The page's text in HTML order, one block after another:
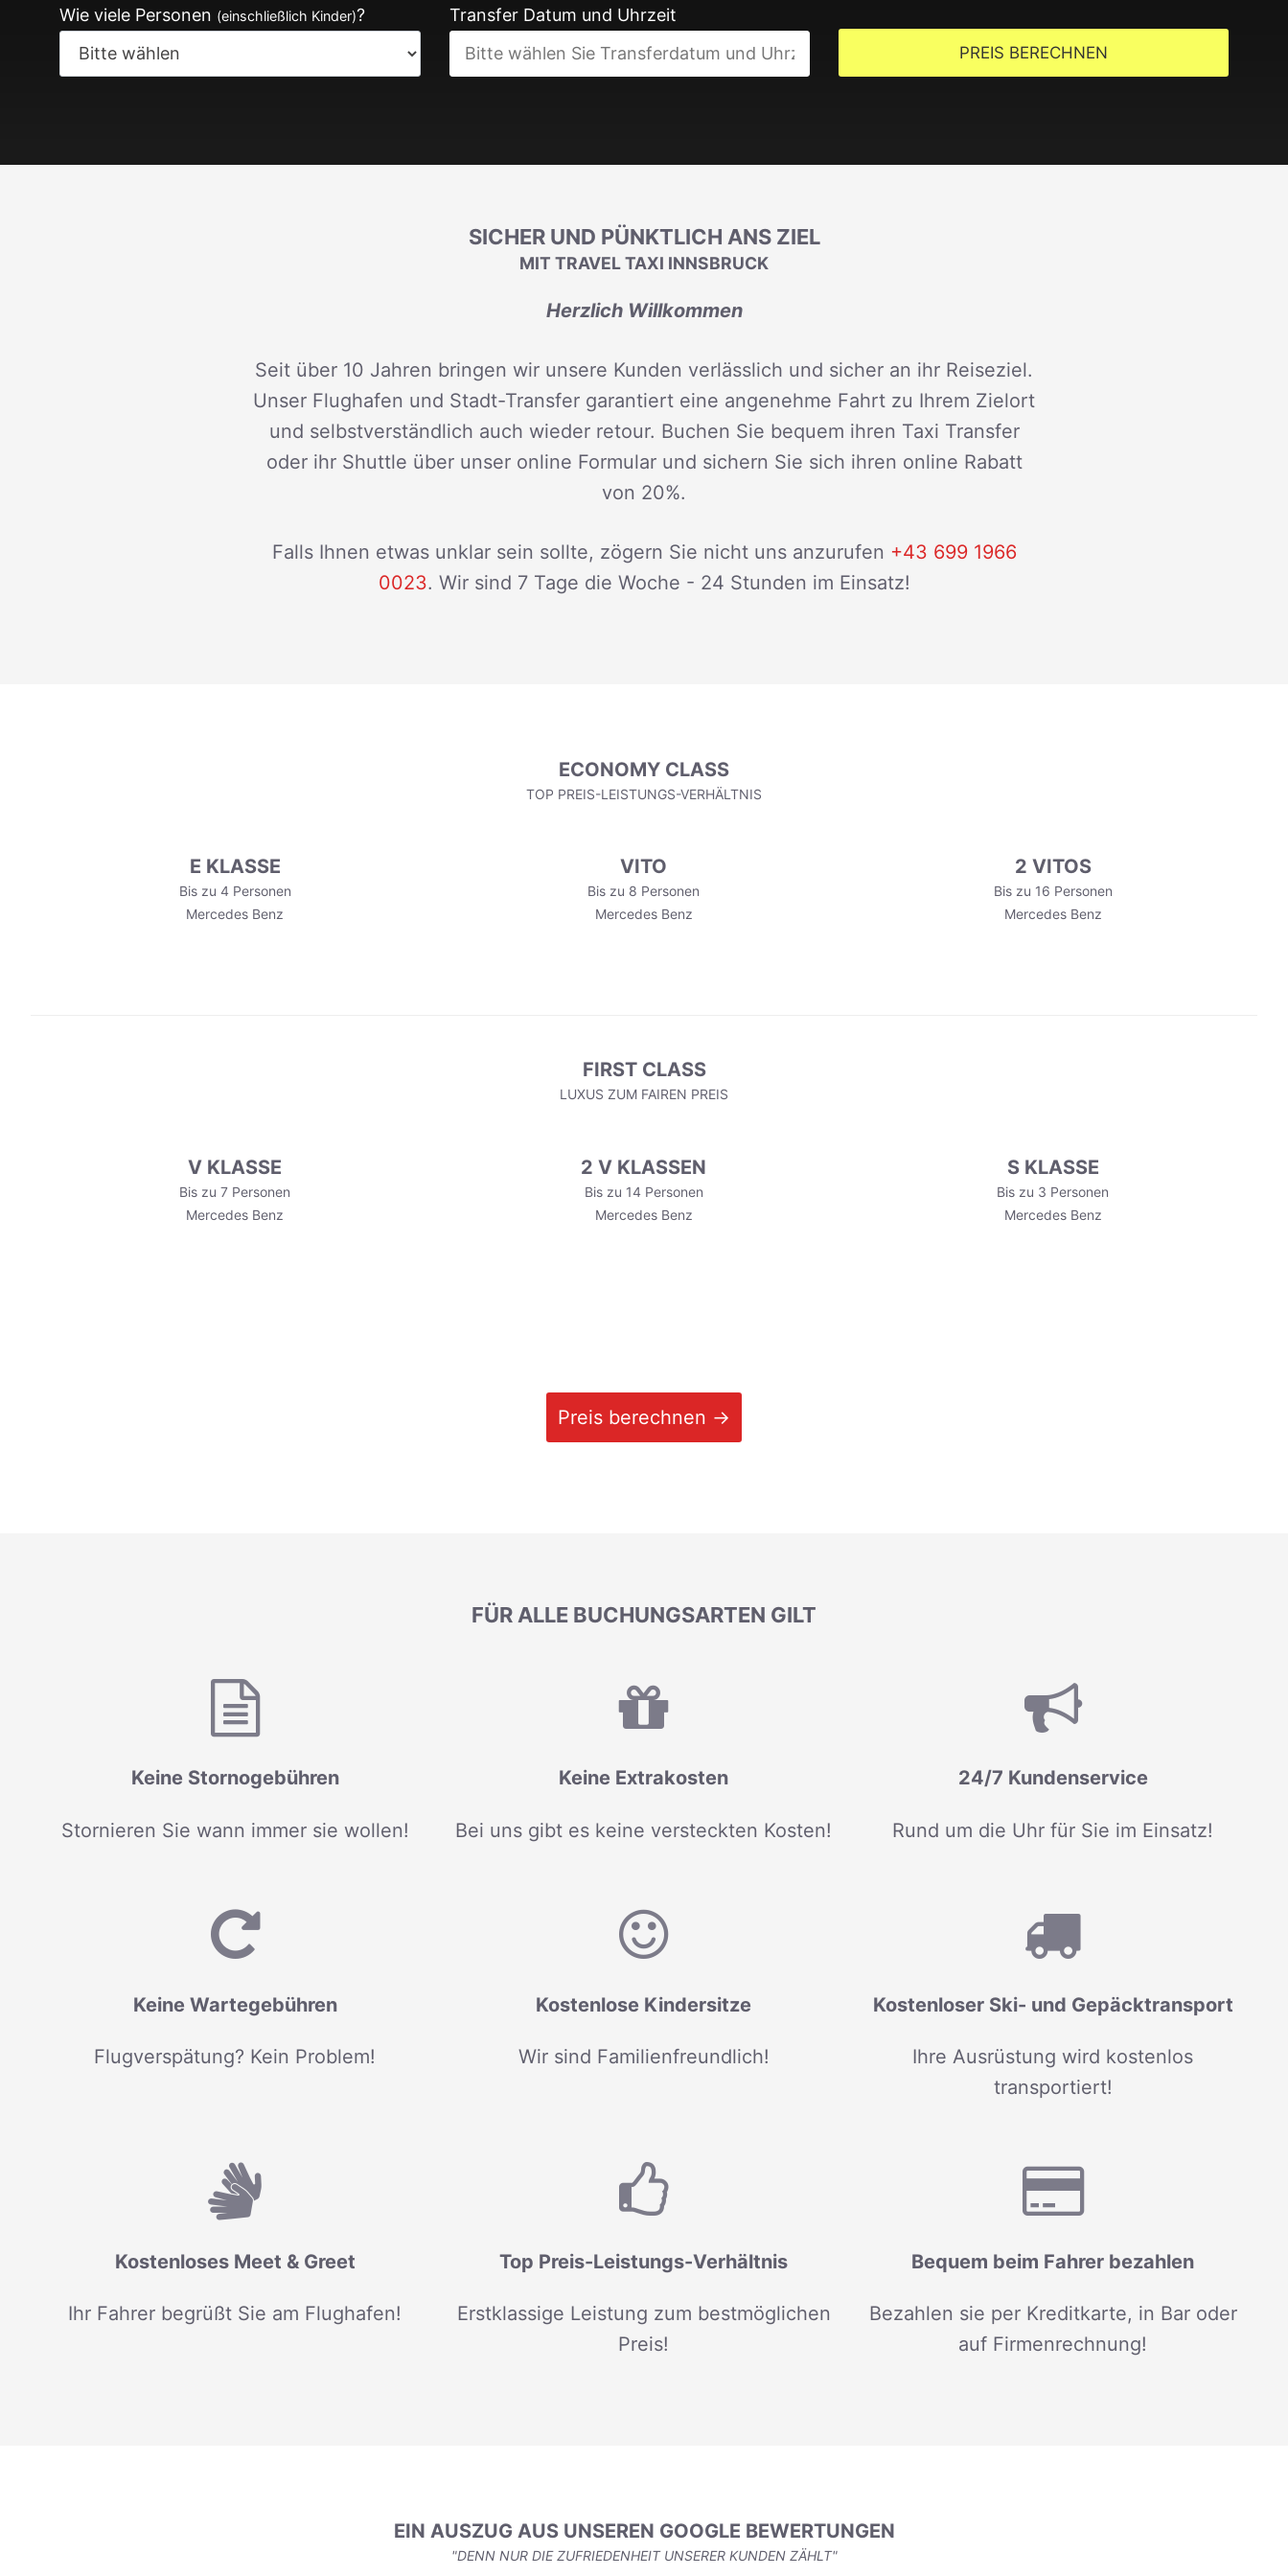
Wie viele Personen (einschließlich Kinder)? Transfer Datum und Uhrzeit
PREIS BERECHNEN
SICHER UND PÜNKTLICH ANS ZIEL
MIT TRAVEL TAXI INNSBRUCK
Herzlich Willkommen
Seit über 10 Jahren bringen wir unsere Kunden verlässlich und sicher an ihr Reiseziel.
Unser Flughafen und Stadt-Transfer garantiert eine angenehme Fahrt zu Ihrem Zielort
und selbstverständlich auch wieder retour. Buchen Sie bequem ihren Taxi Transfer
oder ihr Shuttle über unser online Formular und sichern Sie sich ihren online Rabatt
von 20%.
Falls Ihnen etwas unklar sein sollte, zögern Sie nicht uns anzurufen +43 699 1966
0023. Wir sind 7 Tage die Woche - 24 Stunden im Einsatz!
ECONOMY CLASS
TOP PREIS-LEISTUNGS-VERHÄLTNIS
E KLASSE
Bis zu 4 Personen
Mercedes Benz
VITO
Bis zu 8 Personen
Mercedes Benz
2 VITOS
Bis zu 16 Personen
Mercedes Benz
FIRST CLASS
LUXUS ZUM FAIREN PREIS
V KLASSE
Bis zu 7 Personen
Mercedes Benz
2 V KLASSEN
Bis zu 14 Personen
Mercedes Benz
S KLASSE
Bis zu 3 Personen
Mercedes Benz
Preis berechnen →
FÜR ALLE BUCHUNGSARTEN GILT
Keine Stornogebühren
Stornieren Sie wann immer sie wollen!
Keine Extrakosten
Bei uns gibt es keine versteckten Kosten!
24/7 Kundenservice
Rund um die Uhr für Sie im Einsatz!
Keine Wartegebühren
Flugverspätung? Kein Problem!
Kostenlose Kindersitze
Wir sind Familienfreundlich!
Kostenloser Ski- und Gepäcktransport
Ihre Ausrüstung wird kostenlos
transportiert!
Kostenloses Meet & Greet
Ihr Fahrer begrüßt Sie am Flughafen!
Top Preis-Leistungs-Verhältnis
Erstklassige Leistung zum bestmöglichen
Preis!
Bequem beim Fahrer bezahlen
Bezahlen sie per Kreditkarte, in Bar oder
auf Firmenrechnung!
EIN AUSZUG AUS UNSEREN GOOGLE BEWERTUNGEN
"DENN NUR DIE ZUFRIEDENHEIT UNSERER KUNDEN ZÄHLT"